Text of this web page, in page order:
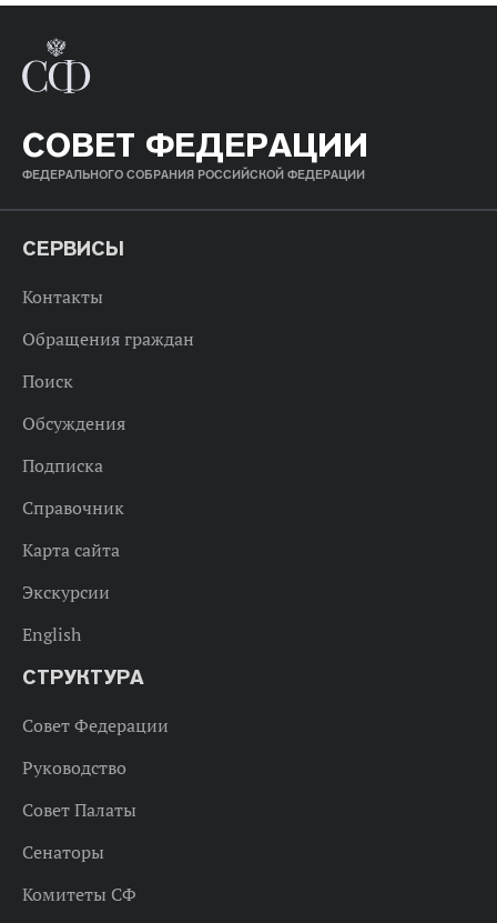
СОВЕТ ФЕДЕРАЦИИ
ФЕДЕРАЛЬНОГО СОБРАНИЯ РОССИЙСКОЙ ФЕДЕРАЦИИ
СЕРВИСЫ
Контакты
Обращения граждан
Поиск
Обсуждения
Подписка
Справочник
Карта сайта
Экскурсии
English
СТРУКТУРА
Совет Федерации
Руководство
Совет Палаты
Сенаторы
Комитеты СФ